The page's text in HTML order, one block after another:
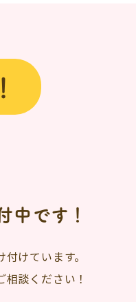
中です！
けています。
談ください！